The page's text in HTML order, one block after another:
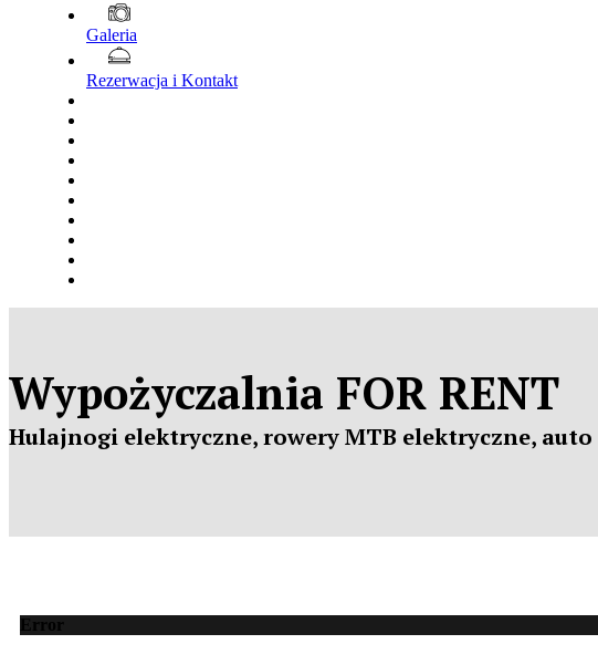
Galeria
Rezerwacja i Kontakt
Wypożyczalnia FOR RENT
Hulajnogi elektryczne, rowery MTB elektryczne, auto
Error